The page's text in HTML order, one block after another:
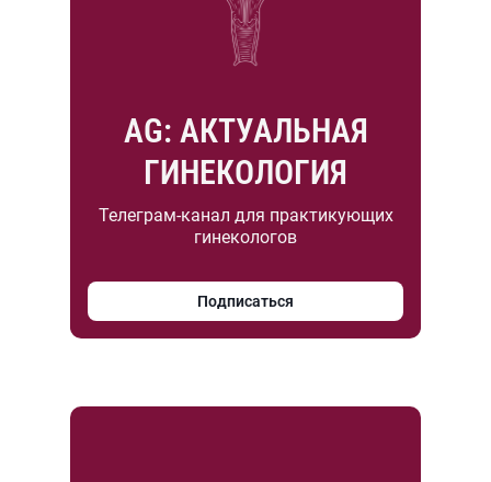
AG: АКТУАЛЬНАЯ
ГИНЕКОЛОГИЯ
Телеграм-канал для практикующих
гинекологов
Подписаться